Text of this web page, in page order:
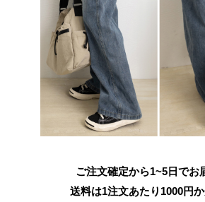
ご注文確定から1~5日でお
送料は1注文あたり 1000円